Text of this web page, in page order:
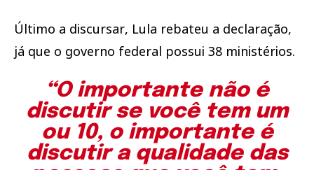
Último a discursar, Lula rebateu a declaração,
já que o governo federal possui 38 ministérios.
“O importante não é
discutir se você tem um
ou 10, o importante é
discutir a qualidade das